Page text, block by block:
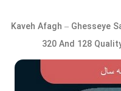
Kaveh Afagh – Ghesseye
320 And 128